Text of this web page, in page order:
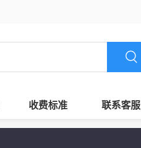
收费标准 联系客服